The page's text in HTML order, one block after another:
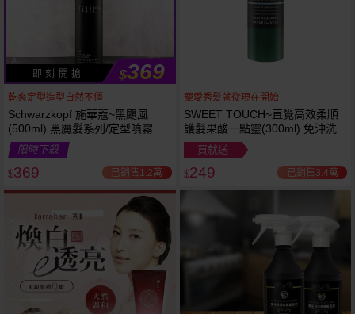
即 刻 開 搶 $369
乾爽定型造型自然不僵
Schwarzkopf 施華蔻~黑颶風
(500ml) 黑魔髮系列/定型噴霧 施
華寇
限時下殺
$369 已銷售1.2萬
寵愛秀髮就從現在開始
SWEET TOUCH~直覺高效柔順
護髮果酸一點靈(300ml) 免沖洗
買就送
$249 已銷售3.4萬